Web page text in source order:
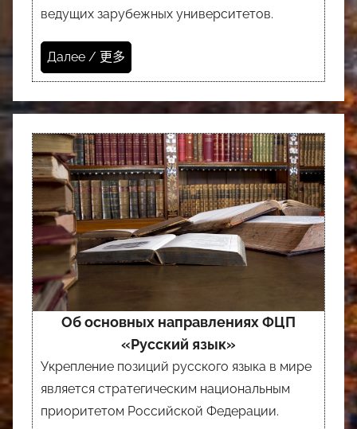
ведущих зарубежных университетов.
Далее / 更多
Об основных направлениях ФЦП
«Русский язык»
Укрепление позиций русского языка в мире
является стратегическим национальным
приоритетом Российской Федерации.